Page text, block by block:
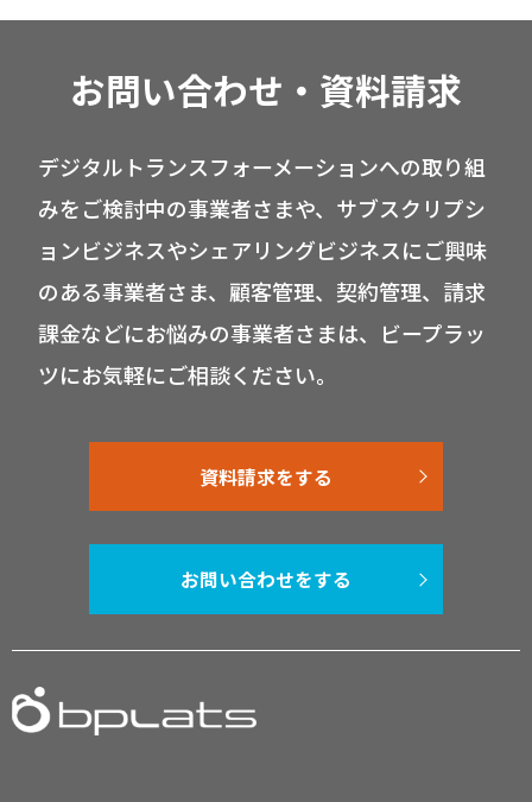
お問い合わせ・資料請求
デジタルトランスフォーメーションへの取り組
みをご検討中の事業者さまや、サブスクリプシ
ョンビジネスやシェアリングビジネスにご興味
のある事業者さま、顧客管理、契約管理、請求
課金などにお悩みの事業者さまは、ビープラッ
ツにお気軽にご相談ください。
資料請求をする
お問い合わせをする